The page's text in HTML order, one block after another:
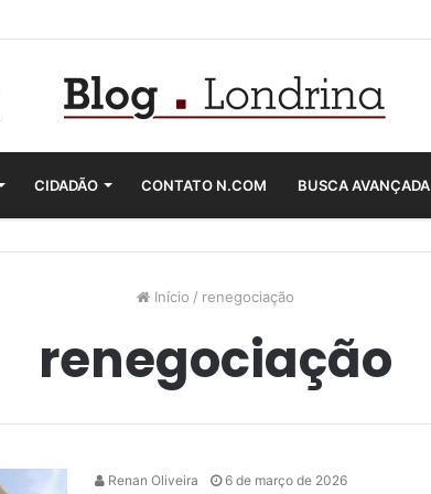
CIDADÃO CONTATO N.COM BUSCA AVANÇADA
Início / renegociação
renegociação
Renan Oliveira 6 de março de 2026